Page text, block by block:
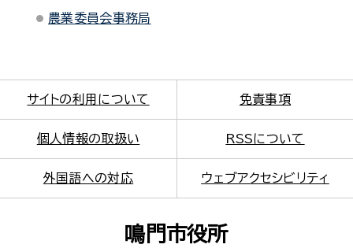
農業委員会事務局
サイトの利用について 免責事項
個人情報の取扱い RSSについて
外国語への対応 ウェブアクセシビリティ
鳴門市役所